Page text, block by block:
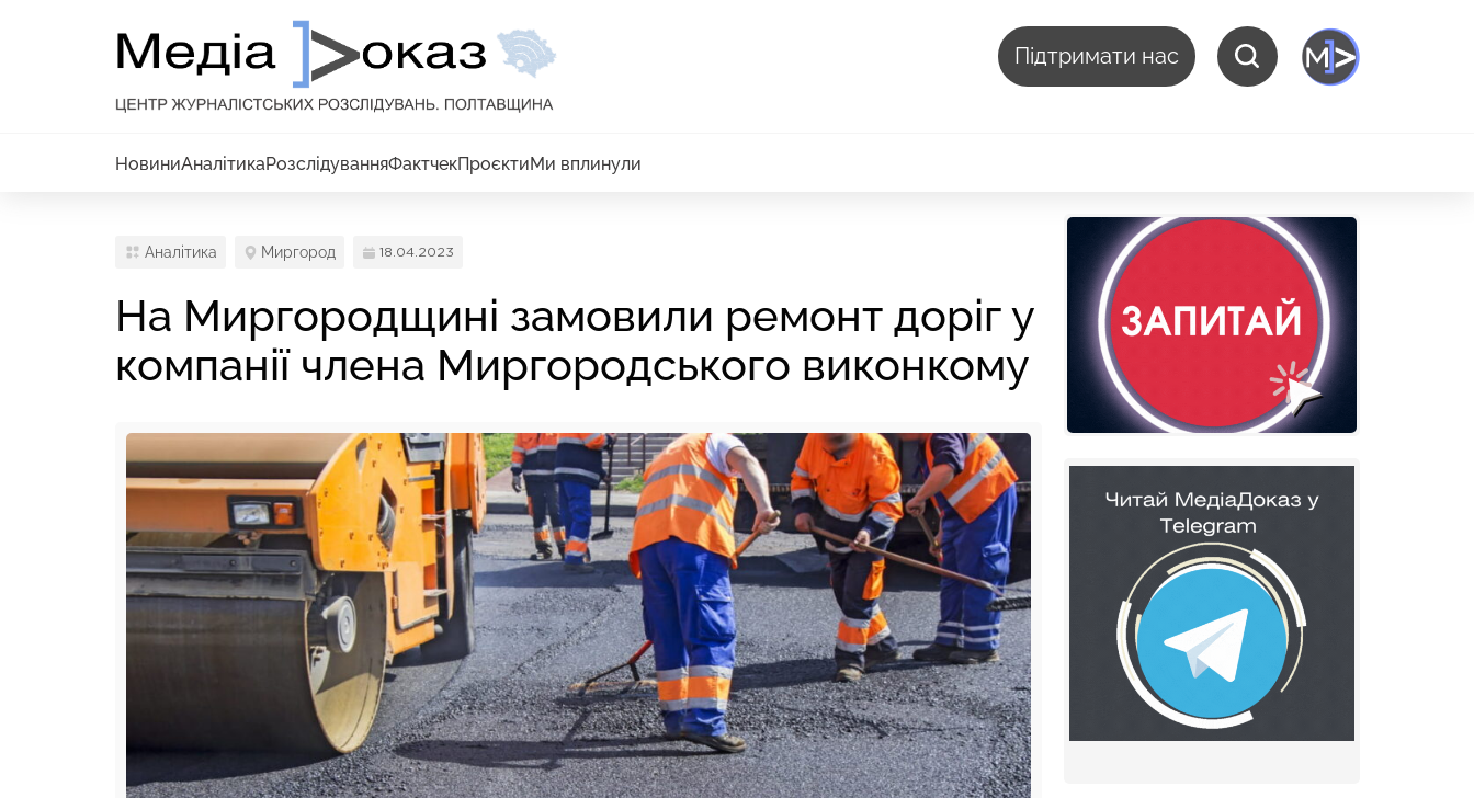
Підтримати нас
НовиниАналітикаРозслідуванняФактчекПроєктиМи вплинули
Аналітика Миргород 18.04.2023
На Миргородщині замовили ремонт доріг у
компанії члена Миргородського виконкому